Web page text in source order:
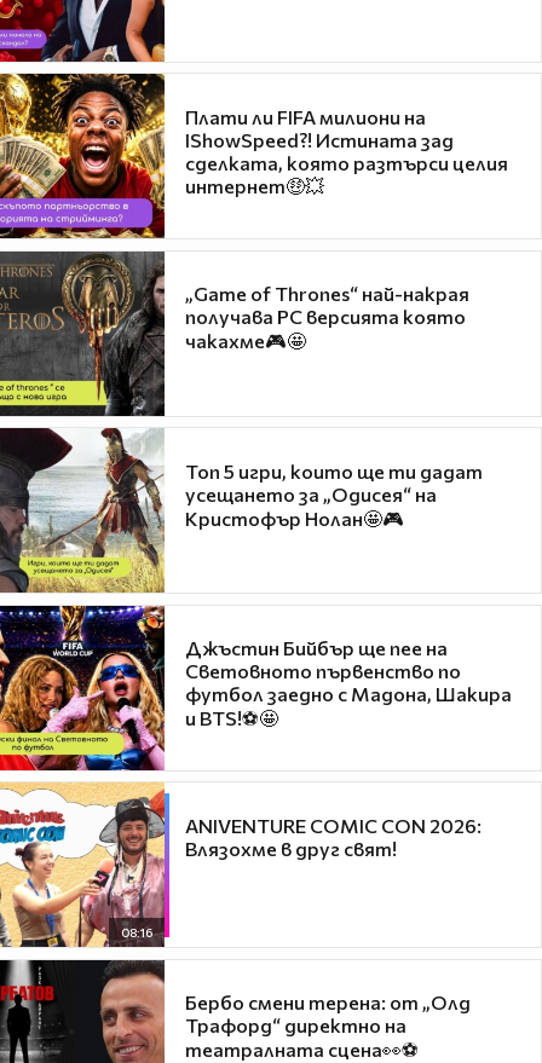
Плати ли FIFA милиони на
IShowSpeed?! Истината зад
сделката, която разтърси целия
интернет🤑💥
„Game of Thrones“ най-накрая
получава PC версията която
чакахме🎮🤩
Топ 5 игри, които ще ти дадат
усещането за „Одисея“ на
Кристофър Нолан🤩🎮
Джъстин Бийбър ще пее на
Световното първенство по
футбол заедно с Мадона, Шакира
и BTS!⚽🤩
08:16
ANIVENTURE COMIC CON 2026:
Влязохме в друг свят!
Бербо смени терена: от „Олд
Трафорд“ директно на
театралната сцена👀⚽